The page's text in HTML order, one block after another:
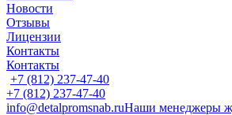
Новости
Отзывы
Лицензии
Контакты
Контакты
+7 (812) 237-47-40
+7 (812) 237-47-40
info@detalpromsnab.ruНаши менеджеры